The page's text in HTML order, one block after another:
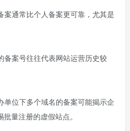
案通常比个人备案更可靠，尤其是
备案号往往代表网站运营历史较
单位下多个域名的备案可能揭示企
量注册的虚假站点。